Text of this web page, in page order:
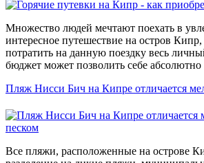
Множество людей мечтают поехать в
интересное путешествие на остров
потратить на данную поездку весь
бюджет может позволить себе
Пляж Нисси Бич на Кипре отличается
Все пляжи, расположенные на острове